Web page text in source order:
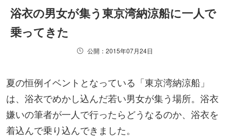
浴衣の男女が集う東京湾納涼船に一人で
乗ってきた
公開：2015年07月24日
夏の恒例イベントとなっている「東京湾納涼船」
は、浴衣でめかし込んだ若い男女が集う場所。浴衣
嫌いの筆者が一人で行ったらどうなるのか、浴衣を
着込んで乗り込んできました。